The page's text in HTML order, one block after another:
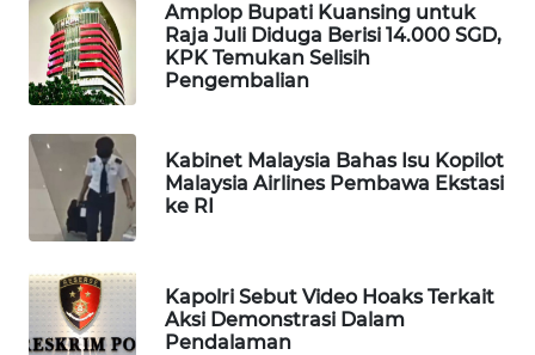
Amplop Bupati Kuansing untuk
Raja Juli Diduga Berisi 14.000 SGD,
KPK Temukan Selisih
Pengembalian
Kabinet Malaysia Bahas Isu Kopilot
Malaysia Airlines Pembawa Ekstasi
ke RI
Kapolri Sebut Video Hoaks Terkait
Aksi Demonstrasi Dalam
Pendalaman
WAHANANEWS
NET
WAHANA
SPORT
WAHANA
WAHANA
SELEB